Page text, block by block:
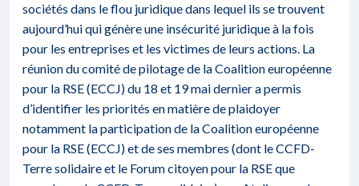
sociétés dans le flou juridique dans lequel ils se trouvent
aujourd’hui qui génère une insécurité juridique à la fois
pour les entreprises et les victimes de leurs actions. La
réunion du comité de pilotage de la Coalition européenne
pour la RSE (ECCJ) du 18 et 19 mai dernier a permis
d’identifier les priorités en matière de plaidoyer
notamment la participation de la Coalition européenne
pour la RSE (ECCJ) et de ses membres (dont le CCFD-
Terre solidaire et le Forum citoyen pour la RSE que